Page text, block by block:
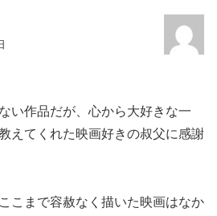
い作品だが、心から大好きな一
えてくれた映画好きの叔父に感謝
こまで容赦なく描いた映画はなか